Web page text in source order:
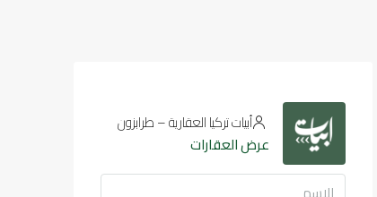
أبيات تركيا العقارية – طرابزون
عرض العقارات